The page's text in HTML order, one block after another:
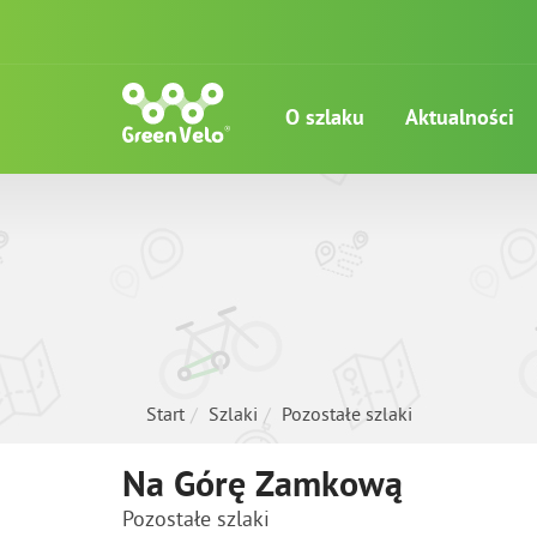
O szlaku Aktualności
Start Szlaki Pozostałe szlaki
Na Górę Zamkową
Pozostałe szlaki